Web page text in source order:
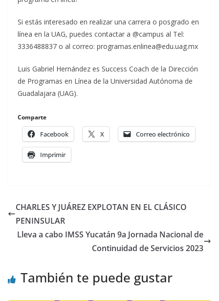
Si estás interesado en realizar una carrera o posgrado en
línea en la UAG, puedes contactar a @campus al Tel:
3336488837 o al correo: programas.enlinea@edu.uag.mx
Luis Gabriel Hernández es Success Coach de la Dirección
de Programas en Línea de la Universidad Autónoma de
Guadalajara (UAG).
Comparte
Facebook X Correo electrónico
Imprimir
CHARLES Y JUÁREZ EXPLOTAN EN EL CLÁSICO
PENINSULAR
Lleva a cabo IMSS Yucatán 9a Jornada Nacional de
Continuidad de Servicios 2023
También te puede gustar